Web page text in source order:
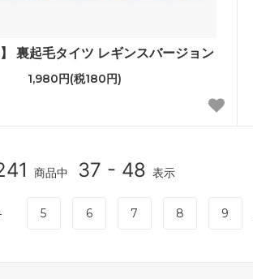
】 裏起毛タイツ レギンスバージョン
1,980円(税180円)
商品中 37 - 48 表示
5 6 7 8 9